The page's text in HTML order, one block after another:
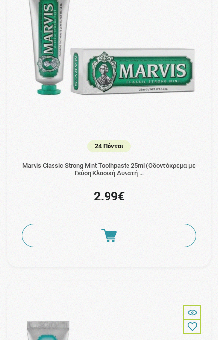
24 Πόντοι
Marvis Classic Strong Mint Toothpaste 25ml (Οδοντόκρεμα με
Γεύση Κλασική Δυνατή …
2.99€